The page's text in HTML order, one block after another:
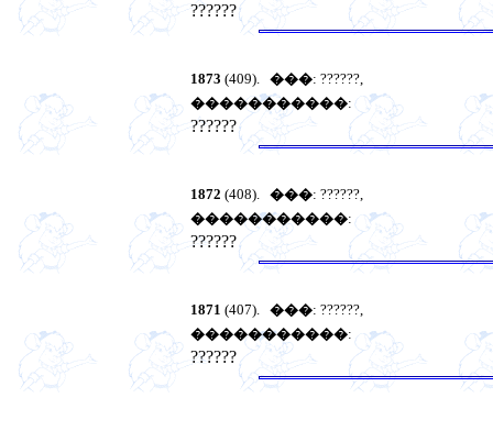
??????
1873 (409). ���: ??????,
�����������:
??????
1872 (408). ���: ??????,
�����������:
??????
1871 (407). ���: ??????,
�����������:
??????